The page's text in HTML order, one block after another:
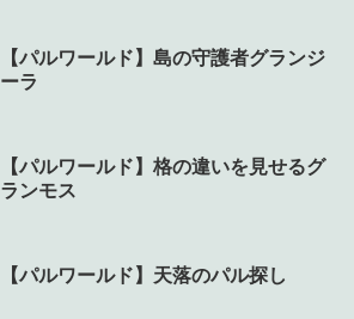
【パルワールド】島の守護者グランジ
ーラ
【パルワールド】格の違いを見せるグ
ランモス
【パルワールド】天落のパル探し